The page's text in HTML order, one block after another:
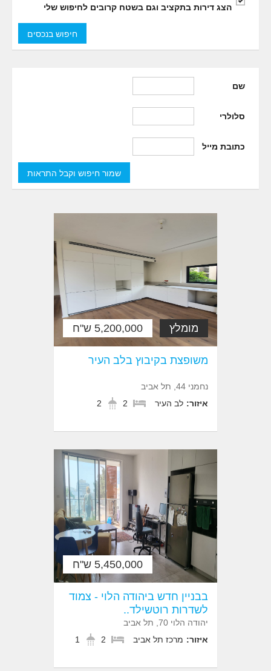
הצג דירות בתקציב וגם בשטח קרובים לחיפוש שלי
שם
סלולרי
כתובת מייל
5,200,000 ש"ח מומלץ
משופצת בקיבוץ בלב העיר
נחמני 44, תל אביב
איזור: לב העיר 2
2
5,450,000 ש"ח
בבניין חדש ביהודה הלוי - צמוד
לשדרות רוטשילד..
יהודה הלוי 70, תל אביב
איזור: מרכז תל אביב 2
1